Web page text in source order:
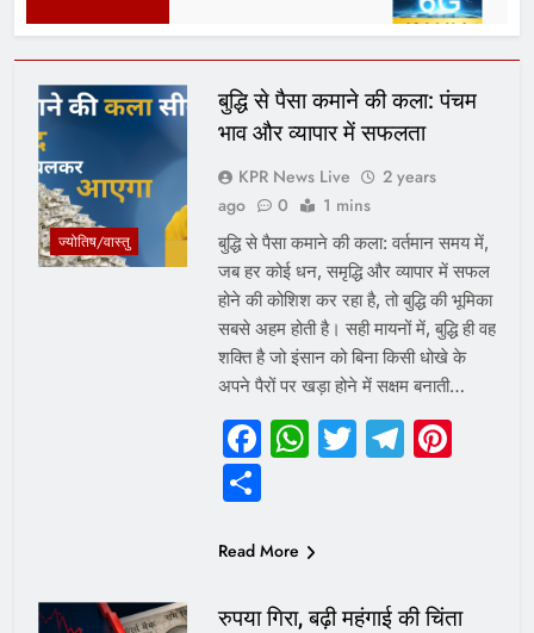
ज्योतिष/वास्तु
बुद्धि से पैसा कमाने की कला: पंचम
भाव और व्यापार में सफलता
KPR News Live
2 years
ago
0 1 mins
बुद्धि से पैसा कमाने की कला: वर्तमान समय में,
जब हर कोई धन, समृद्धि और व्यापार में सफल
होने की कोशिश कर रहा है, तो बुद्धि की भूमिका
सबसे अहम होती है। सही मायनों में, बुद्धि ही वह
शक्ति है जो इंसान को बिना किसी धोखे के
अपने पैरों पर खड़ा होने में सक्षम बनाती…
Facebook
WhatsApp
Twitter
Share
Read More
रुपया गिरा, बढ़ी महंगाई की चिंता